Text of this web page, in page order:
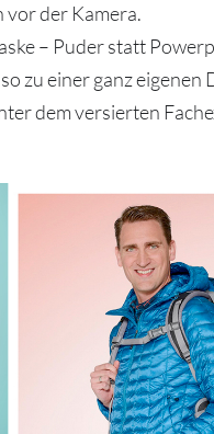
der Kamera.
– Puder statt
zu einer ganz
dem versierten